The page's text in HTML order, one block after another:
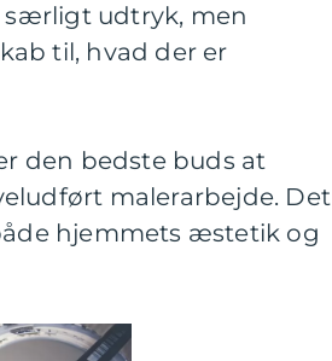
udtryk, men
til, hvad der er
den bedste buds at
malerarbejde. Det
hjemmets æstetik og